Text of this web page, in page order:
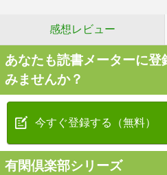
感想レビュー
あなたも読書メーターに登
みませんか？
今すぐ登録する（無料）
有閑倶楽部シリーズ